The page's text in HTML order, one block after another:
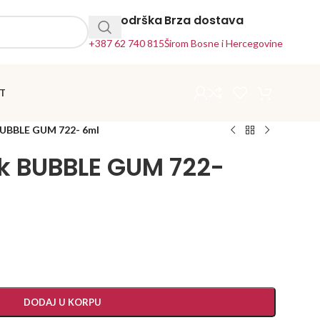
24h Podrška
+387 62 740 815
Brza dostava
Širom Bosne i Hercegovine
GUM 722- 6ml
BUBBLE GUM 722-
DODAJ U KORPU